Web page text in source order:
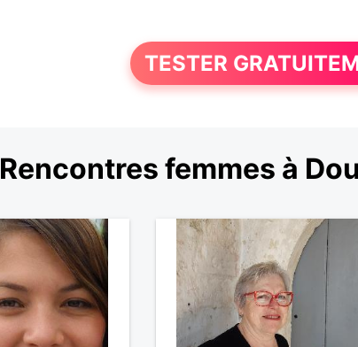
TESTER
Rencontres femmes à